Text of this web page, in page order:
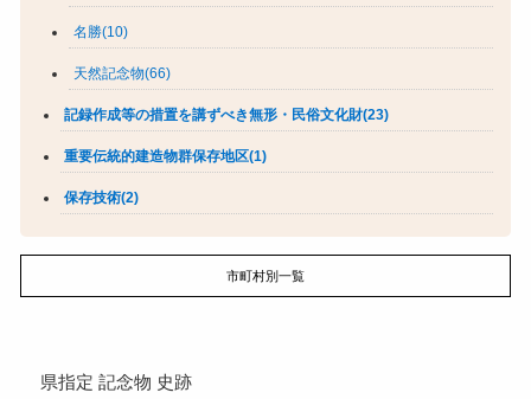
名勝(10)
天然記念物(66)
記録作成等の措置を講ずべき無形・民俗文化財(23)
重要伝統的建造物群保存地区(1)
保存技術(2)
市町村別一覧
県指定 記念物 史跡